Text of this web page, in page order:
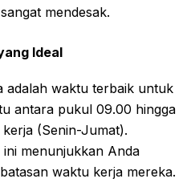
mendesak.
Ideal
adalah waktu terbaik untuk
antara pukul 09.00 hingga
(Senin-Jumat).
menunjukkan Anda
waktu kerja mereka.